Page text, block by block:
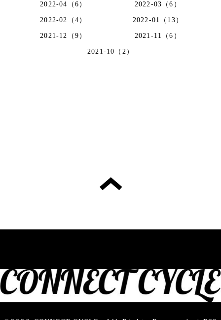
2022-04（6） 2022-03（6）
2022-02（4） 2022-01（13）
2021-12（9） 2021-11（6）
2021-10（2）